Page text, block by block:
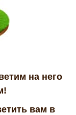
на него
вам в